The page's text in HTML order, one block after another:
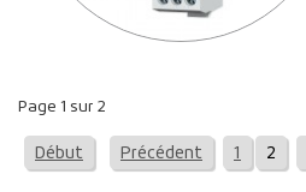
Page 1 sur 2
Début Précédent 1 2